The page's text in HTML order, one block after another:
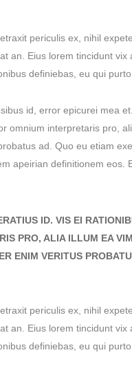
periculis ex, nihil
an. Eius lorem tincidunt
definiebas, eu qui
id, error epicurei mea
omnium interpretaris pro,
ad. Quo eu etiam
apeirian definitionem
ID. VIS EI
PRO, ALIA ILLUM EA
ENIM VERITUS
periculis ex, nihil
an. Eius lorem tincidunt
definiebas, eu qui